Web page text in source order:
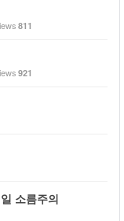
811
921
소름주의